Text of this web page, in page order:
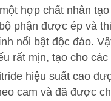
hợp chất nhân
phận được ép và
nổi bật độc đáo.
rất mịn, tạo cho
hiệu suất cao
cam và đã được